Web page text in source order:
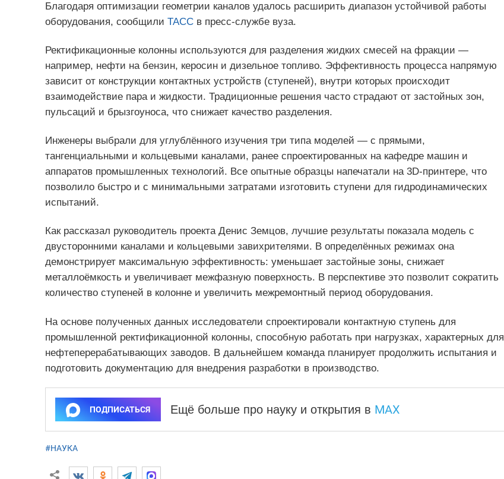
Благодаря оптимизации геометрии каналов удалось расширить диапазон устойчивой работы
оборудования, сообщили ТАССв пресс-службе вуза.
Ректификационные колонны используются для разделения жидких смесей на фракции —
например, нефти на бензин, керосин и дизельное топливо. Эффективность процесса напрямую
зависит от конструкции контактных устройств (ступеней), внутри которых происходит
взаимодействие пара и жидкости. Традиционные решения часто страдают от застойных зон,
пульсаций и брызгоуноса, что снижает качество разделения.
Инженеры выбрали для углублённого изучения три типа моделей — с прямыми,
тангенциальными и кольцевыми каналами, ранее спроектированных на кафедре машин и
аппаратов промышленных технологий. Все опытные образцы напечатали на 3D-принтере, что
позволило быстро и с минимальными затратами изготовить ступени для гидродинамических
испытаний.
Как рассказал руководитель проекта Денис Земцов, лучшие результаты показала модель с
двусторонними каналами и кольцевыми завихрителями. В определённых режимах она
демонстрирует максимальную эффективность: уменьшает застойные зоны, снижает
металлоёмкость и увеличивает межфазную поверхность. В перспективе это позволит сократить
количество ступеней в колонне и увеличить межремонтный период оборудования.
На основе полученных данных исследователи спроектировали контактную ступень для
промышленной ректификационной колонны, способную работать при нагрузках, характерных для
нефтеперерабатывающих заводов. В дальнейшем команда планирует продолжить испытания и
подготовить документацию для внедрения разработки в производство.
ПОДПИСАТЬСЯ Ещё больше про науку и открытия в MAX
#НАУКА